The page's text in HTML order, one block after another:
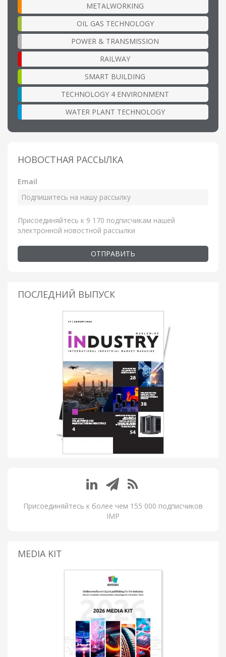
METALWORKING
OIL GAS TECHNOLOGY
POWER & TRANSMISSION
RAILWAY
SMART BUILDING
TECHNOLOGY 4 ENVIRONMENT
WATER PLANT TECHNOLOGY
НОВОСТНАЯ РАССЫЛКА
Email
Присоединяйтесь к 9 170 подписчикам нашей
электронной новостной рассылки
ОТПРАВИТЬ
ПОСЛЕДНИЙ ВЫПУСК
Присоединяйтесь к более чем 155 000 подписчиков
IMP
MEDIA KIT